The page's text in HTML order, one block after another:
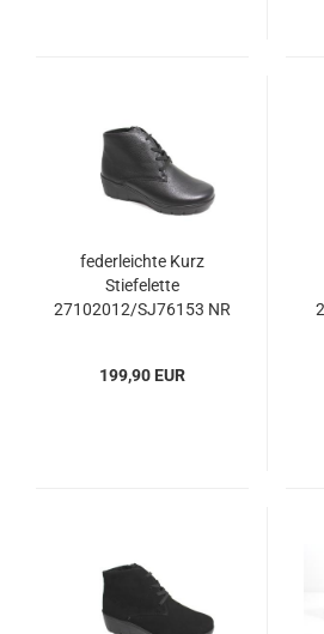
federleichte Kurz
Stiefelette
27102012/SJ76153 NR
199,90 EUR